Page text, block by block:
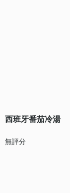
西班牙番茄冷湯
無評分